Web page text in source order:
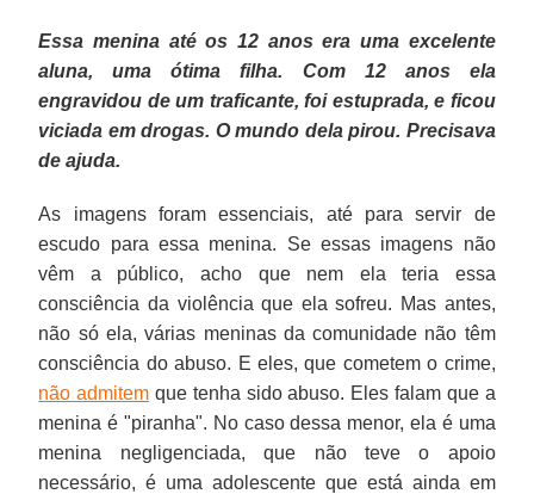
Essa menina até os 12 anos era uma excelente
aluna, uma ótima filha. Com 12 anos ela
engravidou de um traficante, foi estuprada, e ficou
viciada em drogas. O mundo dela pirou. Precisava
de ajuda.
As imagens foram essenciais, até para servir de
escudo para essa menina. Se essas imagens não
vêm a público, acho que nem ela teria essa
consciência da violência que ela sofreu. Mas antes,
não só ela, várias meninas da comunidade não têm
consciência do abuso. E eles, que cometem o crime,
não admitem que tenha sido abuso. Eles falam que a
menina é "piranha". No caso dessa menor, ela é uma
menina negligenciada, que não teve o apoio
necessário, é uma adolescente que está ainda em